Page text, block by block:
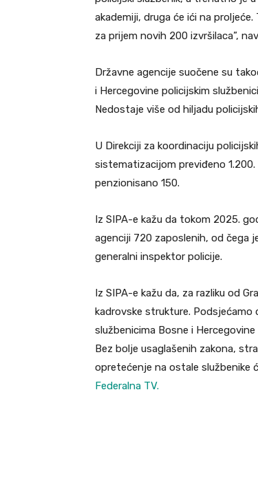
akademiji, druga će ići na
za prijem novih 200 izvršilaca”,
Državne agencije suočene su
i Hercegovine policijskim
Nedostaje više od hiljadu
U Direkciji za koordinaciju
sistematizacijom previđeno
penzionisano 150.
Iz SIPA-e kažu da tokom 2025.
agenciji 720 zaposlenih, od čega
generalni inspektor policije.
Iz SIPA-e kažu da, za razliku od
kadrovske strukture. Podsjećamo
službenicima Bosne i
Bez bolje usaglašenih zakona,
opretećenje na ostale službenike
Federalna TV.